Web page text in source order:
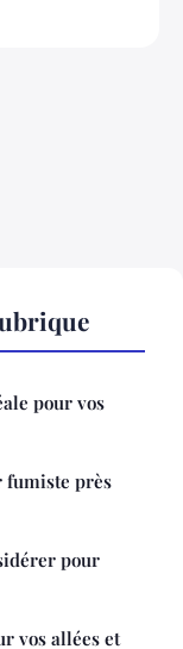
pour vos
fumiste près
pour
vos allées et